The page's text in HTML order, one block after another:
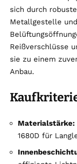
sich durch
Metallgestelle
Reißverschlüsse
sie zu einem
Anbau.
Materialstärke:
1680D für